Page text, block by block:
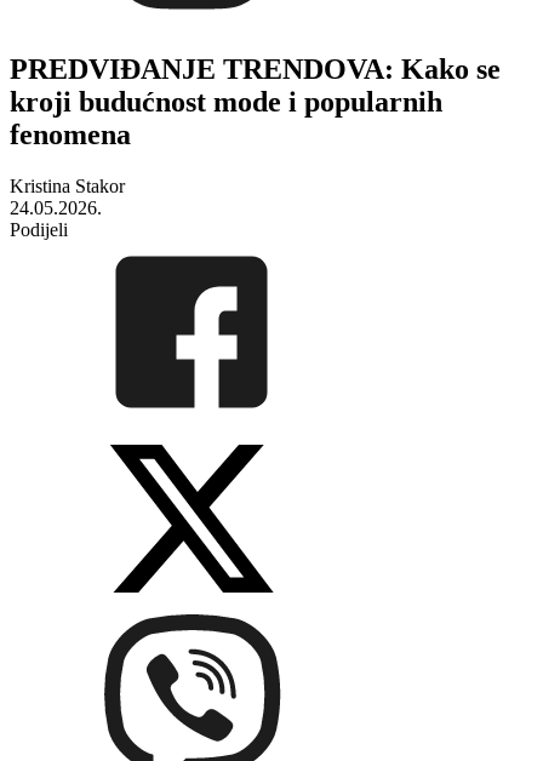
PREDVIĐANJE TRENDOVA: Kako se
kroji budućnost mode i popularnih
fenomena
Kristina Stakor
24.05.2026.
Podijeli